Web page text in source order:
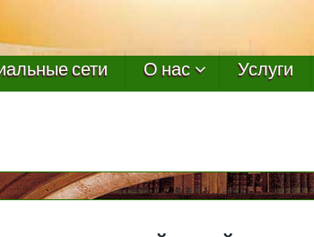
сети О нас Услуги